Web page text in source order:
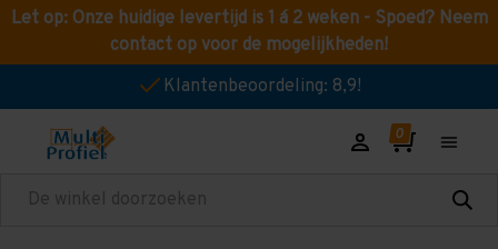
Let op: Onze huidige levertijd is 1 á 2 weken - Spoed? Neem
contact op voor de mogelijkheden!
Klantenbeoordeling: 8,9!
Zoeken